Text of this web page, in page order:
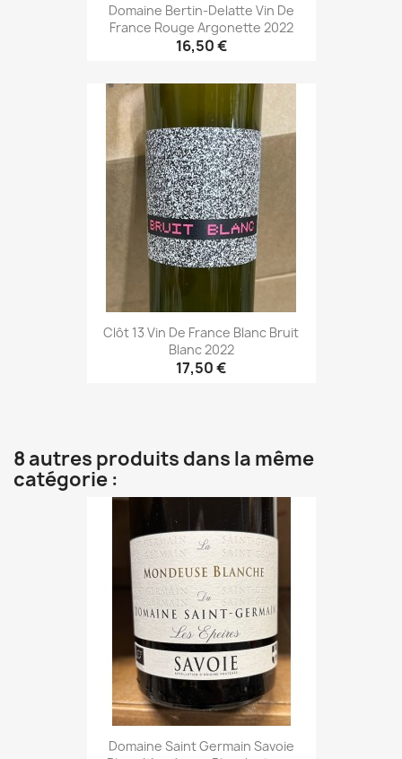
Domaine Bertin-Delatte Vin De
France Rouge Argonette 2022
16,50 €
Clôt 13 Vin De France Blanc Bruit
Blanc 2022
17,50 €
8 autres produits dans la même
catégorie :
Domaine Saint Germain Savoie